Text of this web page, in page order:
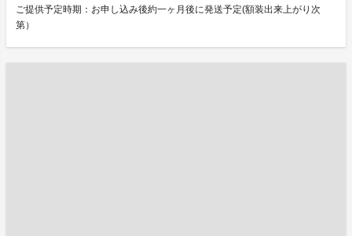
ご提供予定時期：お申し込み後約一ヶ月後に発送予定(額装出来上がり次
第）